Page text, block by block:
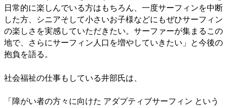
日常的に楽しんでいる方はもちろん、一度サーフィンを中断
した方、シニアそして小さいお子様などにもぜひサーフィン
の楽しさを実感していただきたい。サーファーが集まるこの
地で、さらにサーフィン人口を増やしていきたい」と今後の
抱負を語る。
社会福祉の仕事もしている井部氏は、
「障がい者の方々に向けた アダプティブサーフィン という